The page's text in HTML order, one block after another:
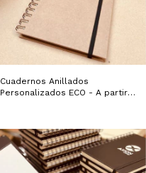
Cuadernos Anillados
Personalizados ECO - A partir